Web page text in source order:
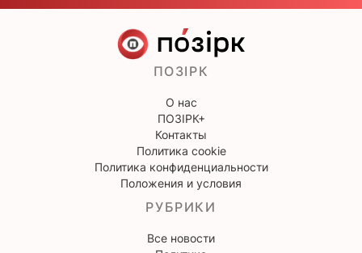
ПОЗІРК
О нас
ПОЗІРК+
Контакты
Политика cookie
Политика конфиденциальности
Положения и условия
РУБРИКИ
Все новости